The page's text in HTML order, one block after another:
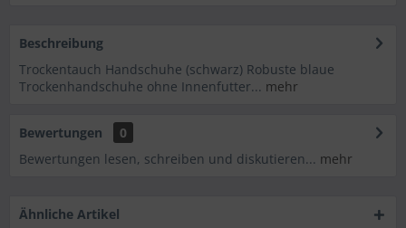
Beschreibung
Trockentauch Handschuhe (schwarz) Robuste blaue
Trockenhandschuhe ohne Innenfutter... mehr
Bewertungen
0
Bewertungen lesen, schreiben und diskutieren... mehr
Ähnliche Artikel